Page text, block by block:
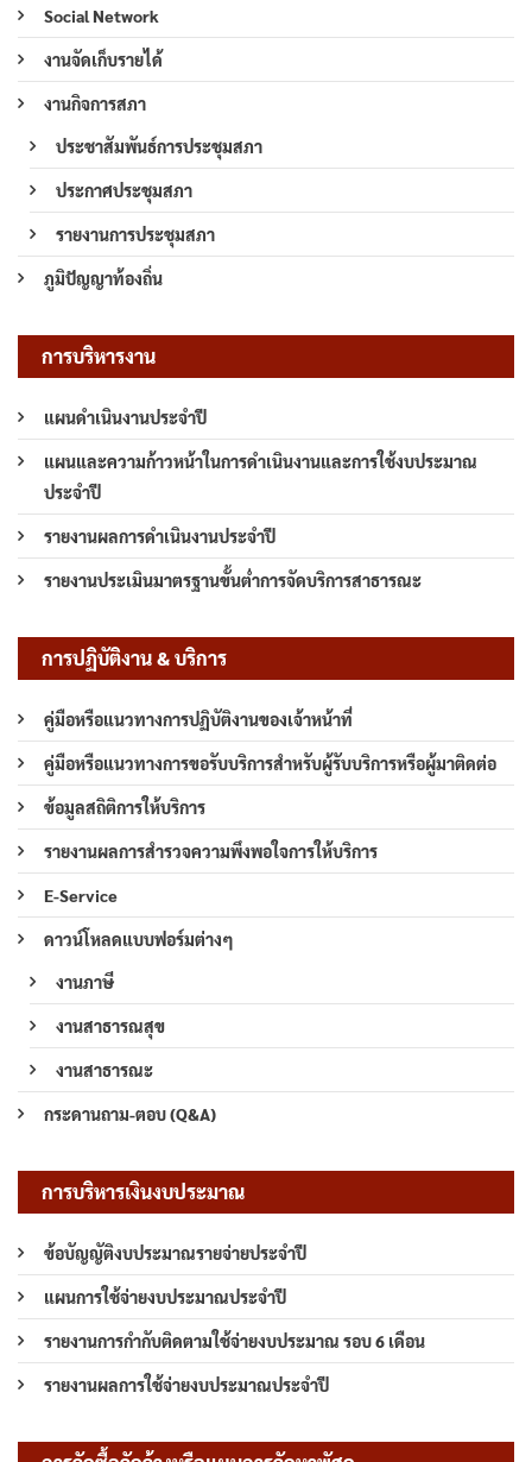
Social Network
งานจัดเก็บรายได้
งานกิจการสภา
ประชาสัมพันธ์การประชุมสภา
ประกาศประชุมสภา
รายงานการประชุมสภา
ภูมิปัญญาท้องถิ่น
การบริหารงาน
แผนดำเนินงานประจำปี
แผนและความก้าวหน้าในการดำเนินงานและการใช้งบประมาณ
ประจำปี
รายงานผลการดำเนินงานประจำปี
รายงานประเมินมาตรฐานขั้นต่ำการจัดบริการสาธารณะ
การปฏิบัติงาน & บริการ
คู่มือหรือแนวทางการปฏิบัติงานของเจ้าหน้าที่
คู่มือหรือแนวทางการขอรับบริการสำหรับผู้รับบริการหรือผู้มาติดต่อ
ข้อมูลสถิติการให้บริการ
รายงานผลการสำรวจความพึงพอใจการให้บริการ
E-Service
ดาวน์โหลดแบบฟอร์มต่างๆ
งานภาษี
งานสาธารณสุข
งานสาธารณะ
กระดานถาม-ตอบ (Q&A)
การบริหารเงินงบประมาณ
ข้อบัญญัติงบประมาณรายจ่ายประจำปี
แผนการใช้จ่ายงบประมาณประจำปี
รายงานการกำกับติดตามใช้จ่ายงบประมาณ รอบ 6 เดือน
รายงานผลการใช้จ่ายงบประมาณประจำปี